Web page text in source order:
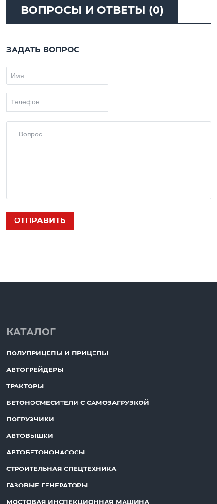
ВОПРОСЫ И ОТВЕТЫ (0)
ЗАДАТЬ ВОПРОС
КАТАЛОГ
ПОЛУПРИЦЕПЫ И ПРИЦЕПЫ
АВТОГРЕЙДЕРЫ
ТРАКТОРЫ
БЕТОНОСМЕСИТЕЛИ С САМОЗАГРУЗКОЙ
ПОГРУЗЧИКИ
АВТОВЫШКИ
АВТОБЕТОНОНАСОСЫ
СТРОИТЕЛЬНАЯ СПЕЦТЕХНИКА
ГАЗОВЫЕ ГЕНЕРАТОРЫ
МОСТОВАЯ ИНСПЕКЦИОННАЯ МАШИНА